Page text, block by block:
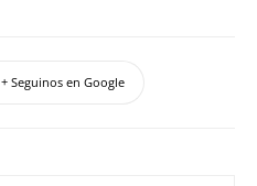
+ Seguinos en Google